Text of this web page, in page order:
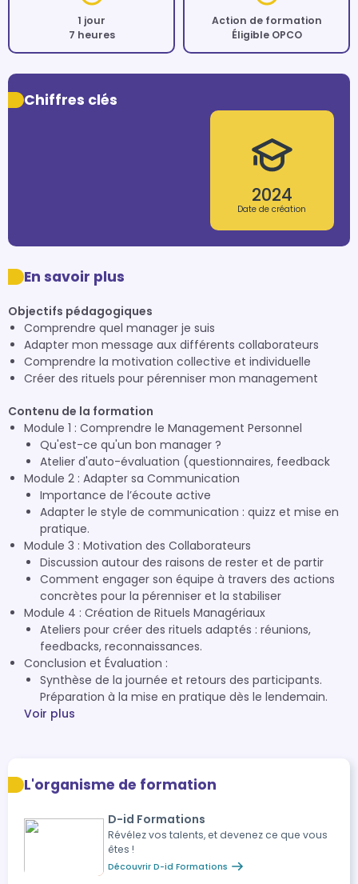
1 jour
7 heures
Action de formation
Éligible OPCO
Chiffres clés
2024
Date de création
En savoir plus
Objectifs pédagogiques
Comprendre quel manager je suis
Adapter mon message aux différents collaborateurs
Comprendre la motivation collective et individuelle
Créer des rituels pour pérenniser mon management
Contenu de la formation
Module 1 : Comprendre le Management Personnel
Qu'est-ce qu'un bon manager ?
Atelier d'auto-évaluation (questionnaires, feedback
Module 2 : Adapter sa Communication
Importance de l’écoute active
Adapter le style de communication : quizz et mise en
pratique.
Module 3 : Motivation des Collaborateurs
Discussion autour des raisons de rester et de partir
Comment engager son équipe à travers des actions
concrètes pour la pérenniser et la stabiliser
Module 4 : Création de Rituels Managériaux
Ateliers pour créer des rituels adaptés : réunions,
feedbacks, reconnaissances.
Conclusion et Évaluation :
Synthèse de la journée et retours des participants.
Préparation à la mise en pratique dès le lendemain.
Voir plus
L'organisme de formation
D-id Formations
Révélez vos talents, et devenez ce que vous
êtes !
Découvrir D-id Formations